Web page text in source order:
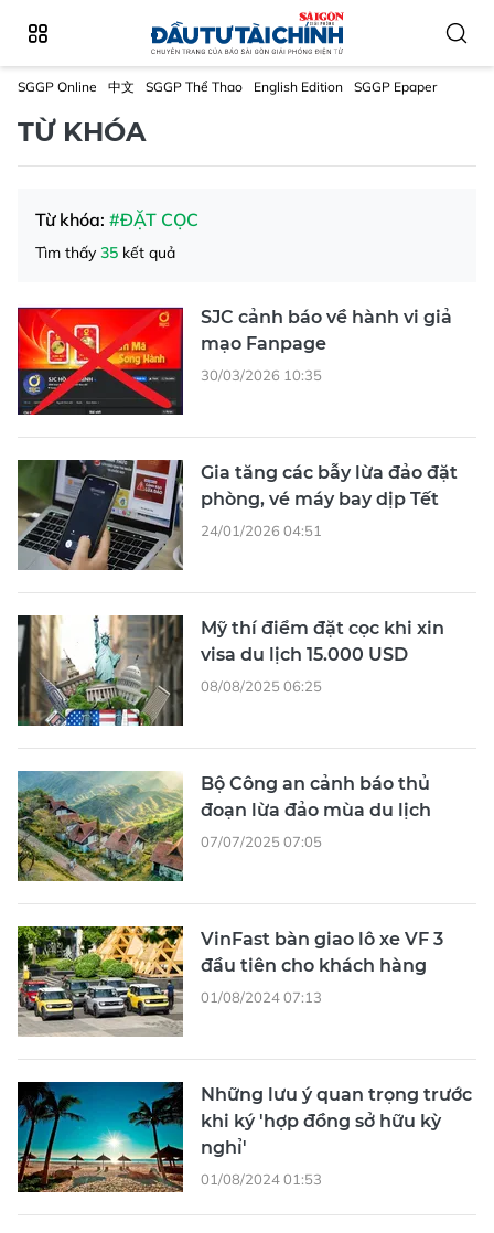
SGGP Online 中文 SGGP Thể Thao English Edition SGGP Epaper
TỪ KHÓA
Từ khóa: #ĐẶT CỌC
Tìm thấy 35 kết quả
SJC cảnh báo về hành vi giả
mạo Fanpage
30/03/2026 10:35
Gia tăng các bẫy lừa đảo đặt
phòng, vé máy bay dịp Tết
24/01/2026 04:51
Mỹ thí điểm đặt cọc khi xin
visa du lịch 15.000 USD
08/08/2025 06:25
Bộ Công an cảnh báo thủ
đoạn lừa đảo mùa du lịch
07/07/2025 07:05
VinFast bàn giao lô xe VF 3
đầu tiên cho khách hàng
01/08/2024 07:13
Những lưu ý quan trọng trước
khi ký 'hợp đồng sở hữu kỳ
nghỉ'
01/08/2024 01:53